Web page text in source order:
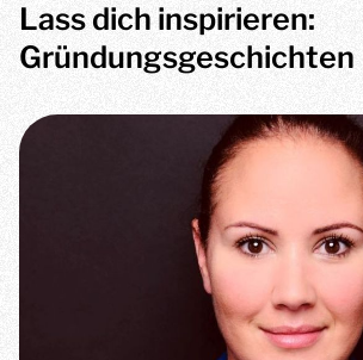
Lass dich inspirieren:
Gründungsgeschichten